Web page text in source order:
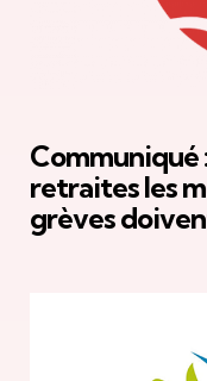
Communiqué
retraites les
grèves